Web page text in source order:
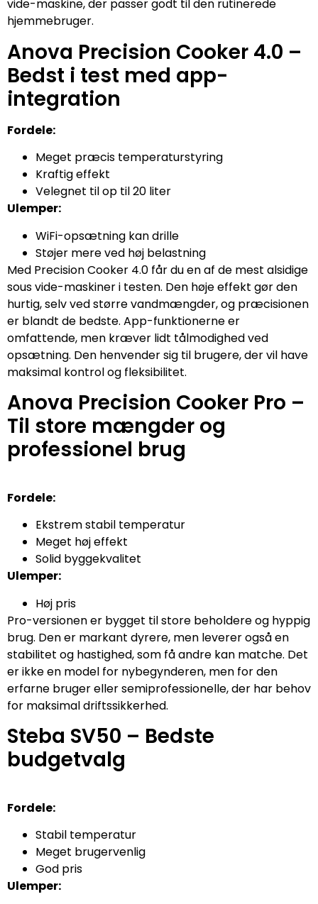
vide-maskine, der passer godt til den rutinerede
hjemmebruger.
Anova Precision Cooker 4.0 –
Bedst i test med app-
integration
Fordele:
Meget præcis temperaturstyring
Kraftig effekt
Velegnet til op til 20 liter
Ulemper:
WiFi-opsætning kan drille
Støjer mere ved høj belastning
Med Precision Cooker 4.0 får du en af de mest alsidige
sous vide-maskiner i testen. Den høje effekt gør den
hurtig, selv ved større vandmængder, og præcisionen
er blandt de bedste. App-funktionerne er
omfattende, men kræver lidt tålmodighed ved
opsætning. Den henvender sig til brugere, der vil have
maksimal kontrol og fleksibilitet.
Anova Precision Cooker Pro –
Til store mængder og
professionel brug
Fordele:
Ekstrem stabil temperatur
Meget høj effekt
Solid byggekvalitet
Ulemper:
Høj pris
Pro-versionen er bygget til store beholdere og hyppig
brug. Den er markant dyrere, men leverer også en
stabilitet og hastighed, som få andre kan matche. Det
er ikke en model for nybegynderen, men for den
erfarne bruger eller semiprofessionelle, der har behov
for maksimal driftssikkerhed.
Steba SV50 – Bedste
budgetvalg
Fordele:
Stabil temperatur
Meget brugervenlig
God pris
Ulemper: